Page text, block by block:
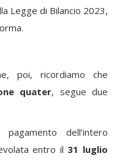
Legge di Bilancio 2023,
poi, ricordiamo che
quater, segue due
dell’intero
entro il 31 luglio